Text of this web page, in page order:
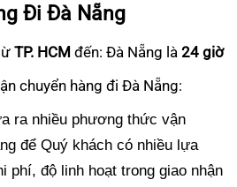
Đi Đà Nẵng
TP. HCM đến: Đà Nẵng là 24 giờ
chuyển hàng đi Đà Nẵng:
ra nhiều phương thức vận
để Quý khách có nhiều lựa
phí, độ linh hoạt trong giao nhận